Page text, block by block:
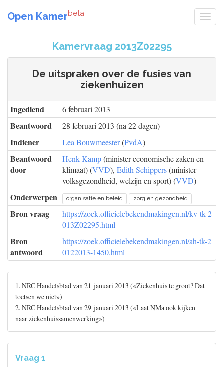
Open Kamerbeta
Kamervraag 2013Z02295
De uitspraken over de fusies van
ziekenhuizen
Ingediend 6 februari 2013
Beantwoord 28 februari 2013 (na 22 dagen)
Indiener Lea Bouwmeester(PvdA)
Beantwoord
door
Henk Kamp(minister economische zaken en
klimaat) (VVD), Edith Schippers(minister
volksgezondheid, welzijn en sport) (VVD)
Onderwerpen organisatie en beleid zorg en gezondheid
Bron vraag
https://zoek.officielebekendmakingen.nl/kv-tk-2
013Z02295.html
Bron
antwoord
https://zoek.officielebekendmakingen.nl/ah-tk-2
0122013-1450.html
1. NRC Handelsblad van 21 januari 2013 («Ziekenhuis te groot? Dat
toetsen we niet»)
2. NRC Handelsblad van 29 januari 2013 («Laat NMa ook kijken
naar ziekenhuissamenwerking»)
Vraag 1